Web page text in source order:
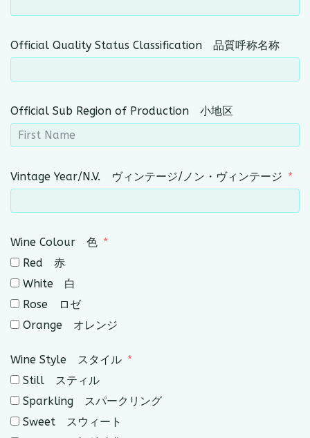
Official Quality Status Classification 品質呼称名称
Official Sub Region of Production 小地区
Vintage Year/N.V. ヴィンテージ/ノン・ヴィンテージ
Wine Colour 色
Red 赤
White 白
Rose ロゼ
Orange オレンジ
Wine Style スタイル
Still スティル
Sparkling スパークリング
Sweet スウィート